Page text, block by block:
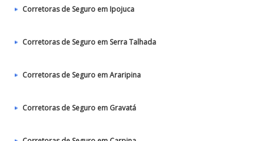
Corretoras de Seguro em Ipojuca
Corretoras de Seguro em Serra Talhada
Corretoras de Seguro em Araripina
Corretoras de Seguro em Gravatá